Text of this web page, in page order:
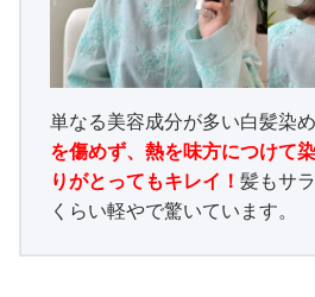
単なる美容成分が多い白髪染
を傷めず、熱を味方につけて
りがとってもキレイ！ 髪もサ
くらい軽やで驚いています。